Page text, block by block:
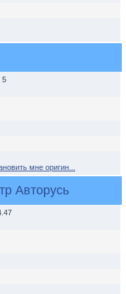
5
мне оригин...
Авторусь